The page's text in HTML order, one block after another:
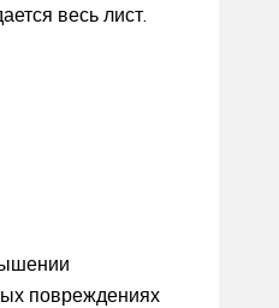
весь лист.
повреждениях